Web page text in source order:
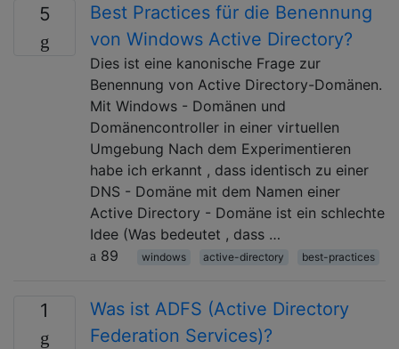
5
Best Practices für die Benennung
von Windows Active Directory?
Dies ist eine kanonische Frage zur
Benennung von Active Directory-Domänen.
Mit Windows - Domänen und
Domänencontroller in einer virtuellen
Umgebung Nach dem Experimentieren
habe ich erkannt , dass identisch zu einer
DNS - Domäne mit dem Namen einer
Active Directory - Domäne ist ein schlechte
Idee (Was bedeutet , dass …
89
windows active-directory best-practices
1
Was ist ADFS (Active Directory
Federation Services)?